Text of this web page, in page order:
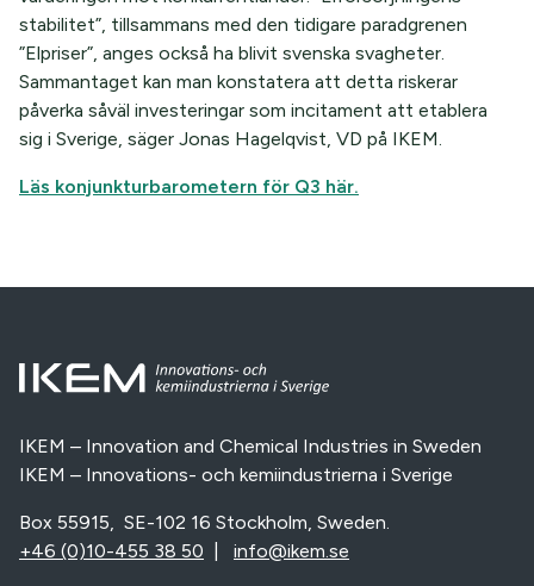
stabilitet”, tillsammans med den tidigare paradgrenen
”Elpriser”, anges också ha blivit svenska svagheter.
Sammantaget kan man konstatera att detta riskerar
påverka såväl investeringar som incitament att etablera
sig i Sverige, säger Jonas Hagelqvist, VD på IKEM.
Läs konjunkturbarometern för Q3 här.
IKEM – Innovation and Chemical Industries in Sweden
IKEM – Innovations- och kemiindustrierna i Sverige
Box 55915, SE-102 16 Stockholm, Sweden.
+46 (0)10-455 38 50
info@ikem.se